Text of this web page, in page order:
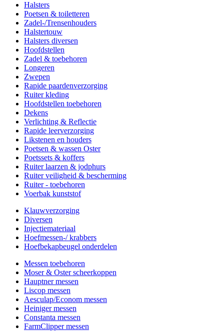
Halsters
Poetsen & toiletteren
Zadel-/Trensenhouders
Halstertouw
Halsters diversen
Hoofdstellen
Zadel & toebehoren
Longeren
Zwepen
Rapide paardenverzorging
Ruiter kleding
Hoofdstellen toebehoren
Dekens
Verlichting & Reflectie
Rapide leerverzorging
Likstenen en houders
Poetsen & wassen Oster
Poetssets & koffers
Ruiter laarzen & jodphurs
Ruiter veiligheid & bescherming
Ruiter - toebehoren
Voerbak kunststof
Klauwverzorging
Diversen
Injectiemateriaal
Hoefmessen-/ krabbers
Hoefbekapbeugel onderdelen
Messen toebehoren
Moser & Oster scheerkoppen
Hauptner messen
Liscop messen
Aesculap/Econom messen
Heiniger messen
Constanta messen
FarmClipper messen